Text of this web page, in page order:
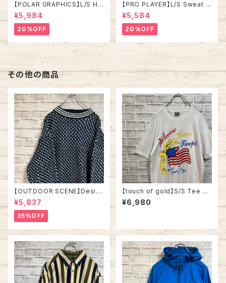
【POLAR GRAPHICS】L/S Hal
fZip Sweat XL Made in US
A 90s “ALASKA” スーベニア
ハーフジップスウェット トレーナ
ー アラスカ お土産モノ vintag
e ヴィンテージ アメリカ USA
¥5,984
20%OFF
【PRO PLAYER】L/S Sweat L
相当 90s Made in USA “PA
CKERS” NFL チームモノ スウ
ェット トレーナー USA製 チーム
ロゴ 1996 CHAMPS 優勝記念
深緑 アメリカ USA 古着
¥5,584
20%OFF
その他の商品
【OUTDOOR SCENE】Desig
n Knit L相当 ”Bird’s Eye” デ
ザインニット 総柄ニット デザイ
ンニット セーター バーズアイ リ
ブライン アメリカ USA 古着
¥5,837
35%OFF
【touch of gold】S/S Tee XL
90s Made in USA vintage
“Welcome home ” messag
ジ 星条旗 シングルステッチ アメ
リカ USA 古着
¥6,980